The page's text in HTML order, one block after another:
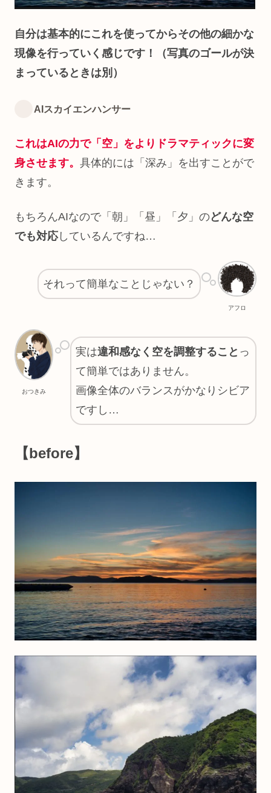
自分は基本的にこれを使ってからその他の細かな
現像を行っていく感じです！（写真のゴールが決
まっているときは別）
AIスカイエンハンサー
これはAIの力で「空」をよりドラマティックに変
身させます。 具体的には「深み」を出すことがで
きます。
もちろんAIなので「朝」「昼」「夕」のどんな空
でも対応しているんですね…
アフロ
それって簡単なことじゃない？
おつきみ
実は違和感なく空を調整すること っ
て簡単ではありません。
画像全体のバランスがかなりシビア
ですし…
【before】